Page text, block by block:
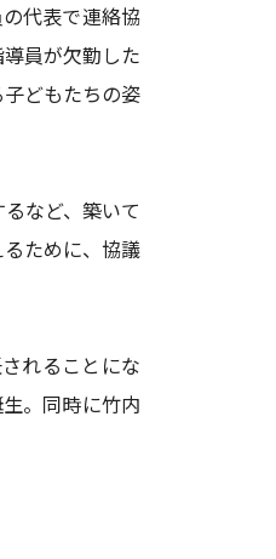
代表で連絡協
員が欠勤した
どもたちの姿
など、築いて
ために、協議
れることにな
。同時に竹内